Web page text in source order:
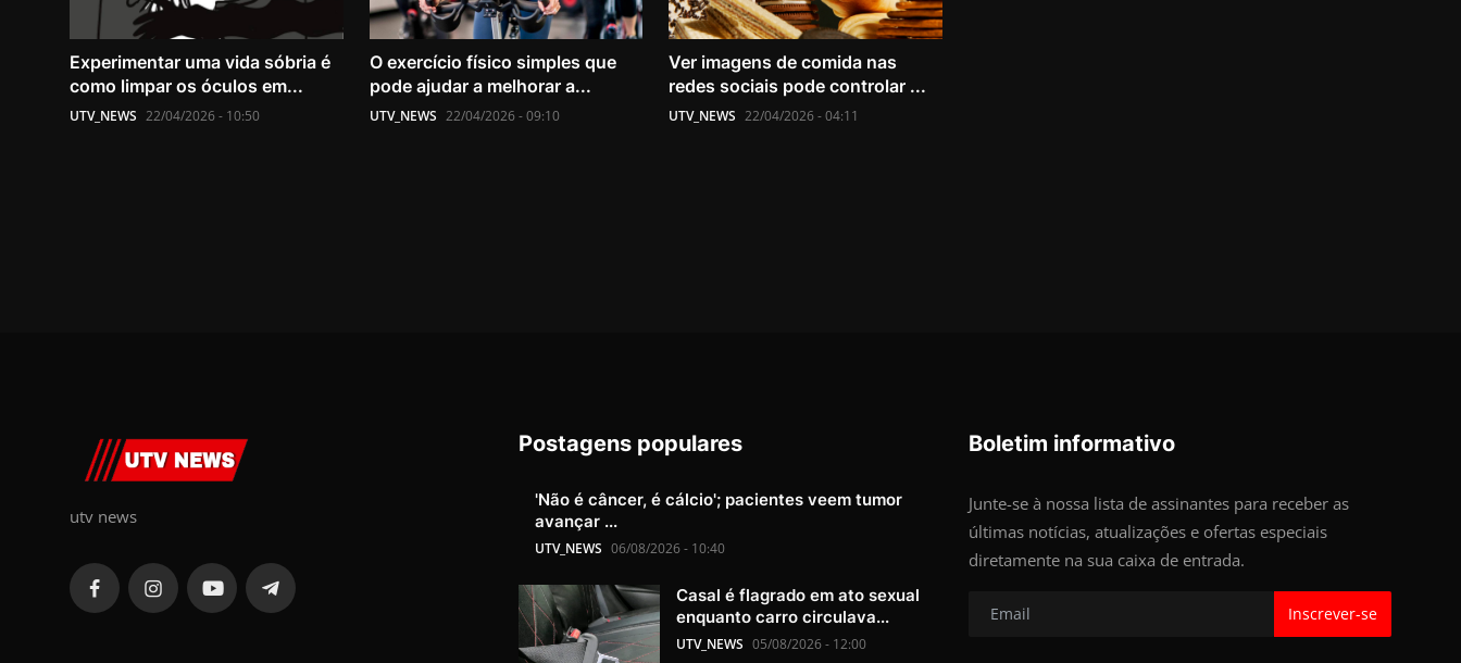
Experimentar uma vida sóbria é
como limpar os óculos em...
UTV_NEWS 22/04/2026 - 10:50
O exercício físico simples que
pode ajudar a melhorar a...
UTV_NEWS 22/04/2026 - 09:10
Ver imagens de comida nas
redes sociais pode controlar ...
UTV_NEWS 22/04/2026 - 04:11
utv news
Postagens populares
'Não é câncer, é cálcio'; pacientes veem tumor
avançar ...
UTV_NEWS 06/08/2026 - 10:40
Casal é flagrado em ato sexual
enquanto carro circulava...
UTV_NEWS 05/08/2026 - 12:00
Boletim informativo
Junte-se à nossa lista de assinantes para receber as
últimas notícias, atualizações e ofertas especiais
diretamente na sua caixa de entrada.
Inscrever-se